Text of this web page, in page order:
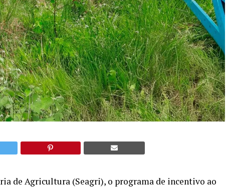
de Agricultura (Seagri), o programa de incentivo ao